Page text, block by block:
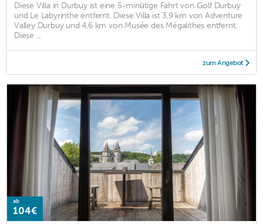
Diese Villa in Durbuy ist eine 5-minütige Fahrt von Golf Durbuy
und Le Labyrinthe entfernt. Diese Villa ist 3,9 km von Adventure
Valley Durbuy und 4,6 km von Musée des Mégalithes entfernt.
Diese ...
zum Angebot
ab
104€